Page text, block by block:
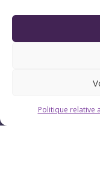
Politique relative
Du lundi au